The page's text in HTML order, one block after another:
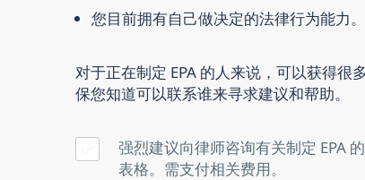
您目前拥有自己做决定的法律行为能力。
对于正在制定 EPA 的人来说，可以获得很
保您知道可以联系谁来寻求建议和帮助。
强烈建议向律师咨询有关制定 EPA
表格。需支付相关费用。